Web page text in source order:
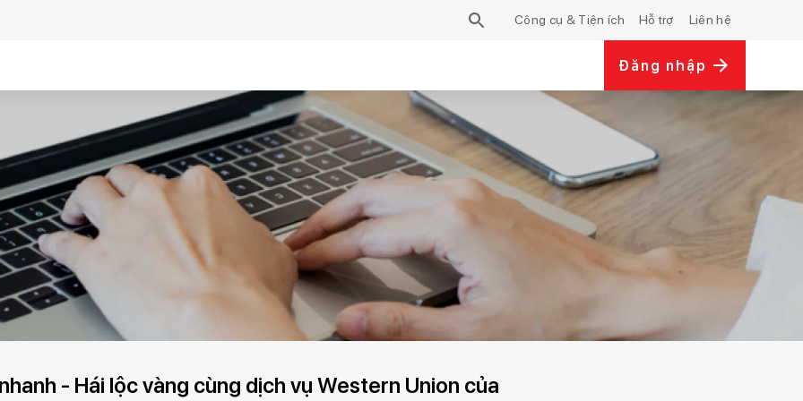
Công cụ & Tiện ích Hỗ trợ Liên hệ
Đăng nhập
- Hái lộc vàng cùng dịch vụ Western Union của